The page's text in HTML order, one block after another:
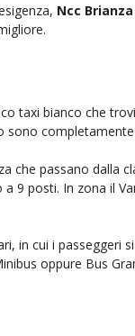
Ncc
taxi bianco che
sono completamente
che passano dalla
9 posti. In zona il
in cui i passeggeri
oppure Bus